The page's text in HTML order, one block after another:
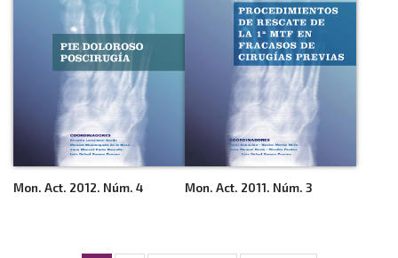
Mon. Act. 2012. Núm. 4 Mon. Act. 2011. Núm. 3